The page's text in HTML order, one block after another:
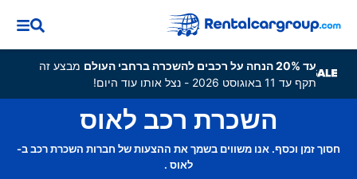
עד 20% הנחה על רכבים להשכרה ברחבי העולם
מבצע זה
תקף עד 11 באוגוסט 2026 - נצל אותו עוד היום!
השכרת רכב לאוס
חסוך זמן וכסף. אנו משווים בשמך את ההצעות של חברות השכרת רכב ב-
לאוס .